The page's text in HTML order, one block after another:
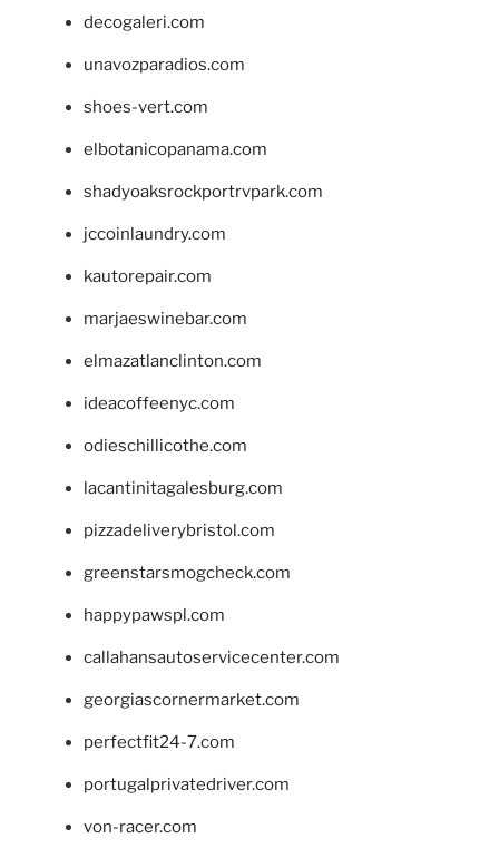
decogaleri.com
unavozparadios.com
shoes-vert.com
elbotanicopanama.com
shadyoaksrockportrvpark.com
jccoinlaundry.com
kautorepair.com
marjaeswinebar.com
elmazatlanclinton.com
ideacoffeenyc.com
odieschillicothe.com
lacantinitagalesburg.com
pizzadeliverybristol.com
greenstarsmogcheck.com
happypawspl.com
callahansautoservicecenter.com
georgiascornermarket.com
perfectfit24-7.com
portugalprivatedriver.com
von-racer.com